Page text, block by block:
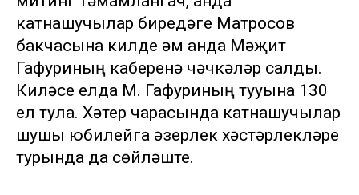
катнашучылар биредәге Матросов
бакчасына килде һәм анда Мәҗит
Гафуриның каберенә чәчкәләр салды.
Киләсе елда М. Гафуриның тууына 130
ел тула. Хәтер чарасында катнашучылар
шушы юбилейга әзерлек хәстәрлекләре
турында да сөйләште.